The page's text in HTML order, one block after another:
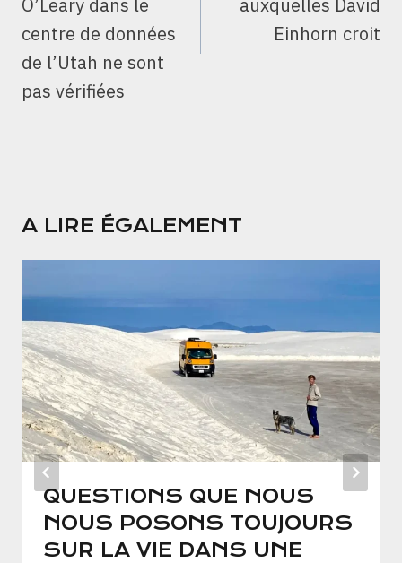
O’Leary dans le
centre de données
de l’Utah ne sont
pas vérifiées
auxquelles David
Einhorn croit
A LIRE ÉGALEMENT
QUESTIONS QUE NOUS
NOUS POSONS TOUJOURS
SUR LA VIE DANS UNE